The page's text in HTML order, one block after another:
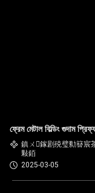
ফ্রেম মেটাল বিল্ডিং গুদাম
鎮ㄨ鎵剧殑璧勬簮宸
敤銆
2025-03-05